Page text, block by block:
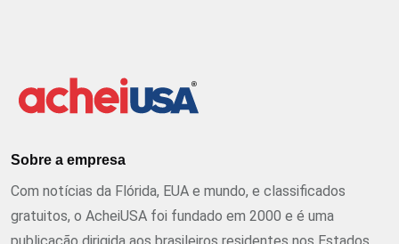
Sobre a empresa
Com notícias da Flórida, EUA e mundo, e classificados
gratuitos, o AcheiUSA foi fundado em 2000 e é uma